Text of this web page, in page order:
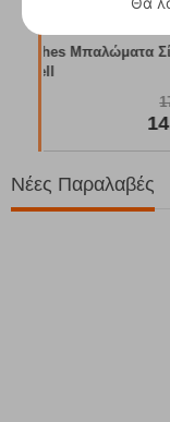
FRE-
διαθέσιμο
Νέες Παραλαβές